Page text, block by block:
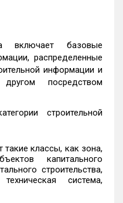
включает базовые
распределенные
информации и
посредством
строительной
такие классы, как зона,
капитального
строительства,
система,